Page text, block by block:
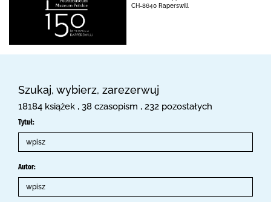
CH-8640 Raperswill
Szukaj, wybierz, zarezerwuj
18184 książek , 38 czasopism , 232 pozostałych
Tytuł:
Autor: